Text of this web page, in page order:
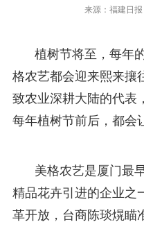
来源：福建日报
植树节将至，每年
格农艺都会迎来熙来攘
致农业深耕大陆的代表
每年植树节前后，都会
美格农艺是厦门最
精品花卉引进的企业之
革开放，台商陈琰熀瞄